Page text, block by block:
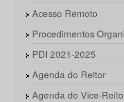
Acesso Remoto
Procedimentos
PDI 2021-2025
Agenda do Reitor
Agenda do Vice-